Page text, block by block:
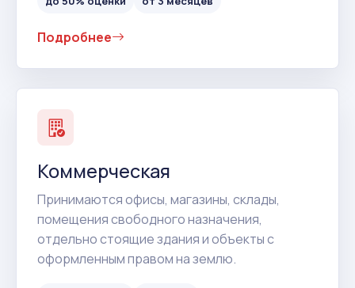
Подробнее
Коммерческая
Принимаются офисы, магазины, склады,
помещения свободного назначения,
отдельно стоящие здания и объекты с
оформленным правом на землю.